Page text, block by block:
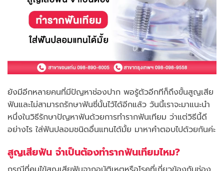
ยังมีอีกหลายคนที่มีปัญหาช่องปาก พอรู้ตัวอีกทีก็ถึงขั้นสูญเสีย
ฟันและไม่สามารถรักษาฟันซี่นั้นไว้ได้อีกแล้ว วันนี้เราจะมาแนะนำ
หนึ่งในวิธีรักษาปัญหาฟันด้วยการทำรากฟันเทียม ว่าแต่วิธีนี้ดี
อย่างไร ใส่ฟันปลอมชนิดอื่นแทนได้มั้ย มาหาคำตอบไปด้วยกันค่ะ
สูญเสียฟัน จำเป็นต้องทำรากฟันเทียมไหม?